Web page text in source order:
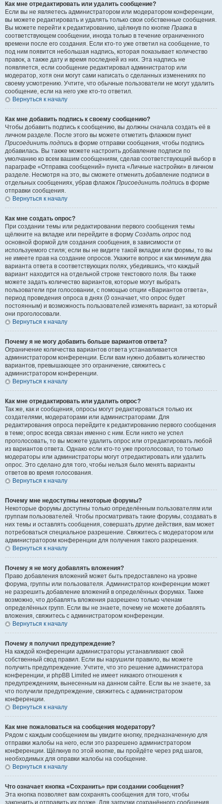
Как мне отредактировать или удалить сообщение?
Если вы не являетесь администратором или модератором конференции,
вы можете редактировать и удалять только свои собственные сообщения.
Вы можете перейти к редактированию, щёлкнув по кнопке Правка в
соответствующем сообщении, иногда только в течение ограниченного
времени после его создания. Если кто-то уже ответил на сообщение, то
под ним появится небольшая надпись, которая показывает количество
правок, а также дату и время последней из них. Эта надпись не
появляется, если сообщение редактировал администратор или
модератор, хотя они могут сами написать о сделанных изменениях по
своему усмотрению. Учтите, что обычные пользователи не могут удалить
сообщение, если на него уже кто-то ответил.
Вернуться к началу
Как мне добавить подпись к своему сообщению?
Чтобы добавить подпись к сообщению, вы должны сначала создать её в
личном разделе. После этого вы можете отметить флажком пункт
Присоединить подпись в форме отправки сообщения, чтобы подпись
добавилась. Вы также можете настроить добавление подписи по
умолчанию ко всем вашим сообщениям, сделав соответствующий выбор в
параграфе «Отправка сообщений» пункта «Личные настройки» в личном
разделе. Несмотря на это, вы сможете отменить добавление подписи в
отдельных сообщениях, убрав флажок Присоединить подпись в форме
отправки сообщения.
Вернуться к началу
Как мне создать опрос?
При создании темы или редактировании первого сообщения темы
щёлкните на вкладке или перейдите в форму Создать опрос под
основной формой для создания сообщения, в зависимости от
используемого стиля; если вы не видите такой вкладки или формы, то вы
не имеете прав на создание опросов. Укажите вопрос и как минимум два
варианта ответа в соответствующих полях, убедившись, что каждый
вариант находится на отдельной строке текстового поля. Вы также
можете задать количество вариантов, которые могут выбрать
пользователи при голосовании, с помощью опции «Вариантов ответа»,
период проведения опроса в днях (0 означает, что опрос будет
постоянным) и возможность пользователей изменять вариант, за который
они проголосовали.
Вернуться к началу
Почему я не могу добавить больше вариантов ответа?
Ограничение количества вариантов ответа устанавливается
администратором конференции. Если вам нужно добавить количество
вариантов, превышающее это ограничение, свяжитесь с
администратором конференции.
Вернуться к началу
Как мне отредактировать или удалить опрос?
Так же, как и сообщения, опросы могут редактироваться только их
создателями, модераторами или администраторами. Для
редактирования опроса перейдите к редактированию первого сообщения
в теме; опрос всегда связан именно с ним. Если никто не успел
проголосовать, то вы можете удалить опрос или отредактировать любой
из вариантов ответа. Однако если кто-то уже проголосовал, то только
модераторы или администраторы могут отредактировать или удалить
опрос. Это сделано для того, чтобы нельзя было менять варианты
ответов во время голосования.
Вернуться к началу
Почему мне недоступны некоторые форумы?
Некоторые форумы доступны только определённым пользователям или
группам пользователей. Чтобы просматривать такие форумы, создавать в
них темы и оставлять сообщения, совершать другие действия, вам может
потребоваться специальное разрешение. Свяжитесь с модератором или
администратором конференции для получения такого разрешения.
Вернуться к началу
Почему я не могу добавлять вложения?
Право добавления вложений может быть предоставлено на уровне
форума, группы или пользователя. Администратор конференции может
не разрешить добавление вложений в определённых форумах. Также
возможно, что добавлять вложения разрешено только членам
определённых групп. Если вы не знаете, почему не можете добавлять
вложения, свяжитесь с администратором конференции.
Вернуться к началу
Почему я получил предупреждение?
На каждой конференции администраторы устанавливают свой
собственный свод правил. Если вы нарушили правило, вы можете
получить предупреждение. Учтите, что это решение администратора
конференции, и phpBB Limited не имеет никакого отношения к
предупреждениям, вынесенным на данном сайте. Если вы не знаете, за
что получили предупреждение, свяжитесь с администратором
конференции.
Вернуться к началу
Как мне пожаловаться на сообщения модератору?
Рядом с каждым сообщением вы увидите кнопку, предназначенную для
отправки жалобы на него, если это разрешено администратором
конференции. Щёлкнув по этой кнопке, вы пройдёте через ряд шагов,
необходимых для оправки жалобы на сообщение.
Вернуться к началу
Что означает кнопка «Сохранить» при создании сообщения?
Эта кнопка позволяет вам сохранять сообщения для того, чтобы